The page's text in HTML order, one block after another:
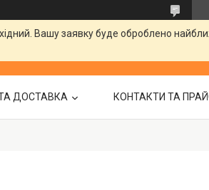
Вашу заявку буде оброблено
ДОСТАВКА КОНТАКТИ ТА